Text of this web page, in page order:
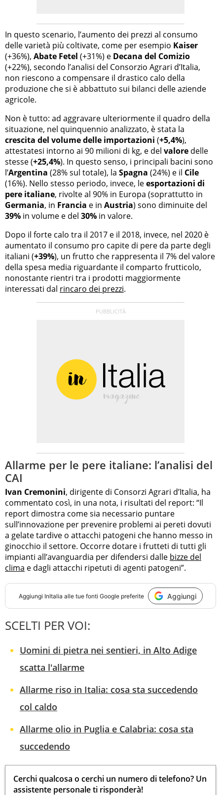
In questo scenario, l’aumento dei prezzi al consumo
delle varietà più coltivate, come per esempio Kaiser
(+36%), Abate Fetel (+31%) e Decana del Comizio
(+22%), secondo l’analisi del Consorzio Agrari d’Italia,
non riescono a compensare il drastico calo della
produzione che si è abbattuto sui bilanci delle aziende
agricole.
Non è tutto: ad aggravare ulteriormente il quadro della
situazione, nel quinquennio analizzato, è stata la
crescita del volume delle importazioni (+5,4%),
attestatesi intorno ai 90 milioni di kg, e del valore delle
stesse (+25,4%). In questo senso, i principali bacini sono
l’Argentina (28% sul totale), la Spagna (24%) e il Cile
(16%). Nello stesso periodo, invece, leesportazioni di
pere italiane, rivolte al 90% in Europa (soprattutto in
Germania, in Francia e in Austria) sono diminuite del
39% in volume e del 30% in valore.
Dopo il forte calo tra il 2017 e il 2018, invece, nel 2020 è
aumentato il consumo pro capite di pere da parte degli
italiani (+39%), un frutto che rappresenta il 7% del valore
della spesa media riguardante il comparto frutticolo,
nonostante rientri tra i prodotti maggiormente
interessati dal rincaro dei prezzi.
Allarme per le pere italiane: l’analisi del
CAI
Ivan Cremonini, dirigente di Consorzi Agrari d’Italia, ha
commentato così, in una nota, i risultati del report: “Il
report dimostra come sia necessario puntare
sull’innovazione per prevenire problemi ai pereti dovuti
a gelate tardive o attacchi patogeni che hanno messo in
ginocchio il settore. Occorre dotare i frutteti di tutti gli
impianti all’avanguardia per difendersi dalle bizze del
clima e dagli attacchi ripetuti di agenti patogeni”.
Aggiungi InItalia alle tue fonti Google preferite Aggiungi
SCELTI PER VOI:
Uomini di pietra nei sentieri, in Alto Adige
scatta l'allarme
Allarme riso in Italia: cosa sta succedendo
col caldo
Allarme olio in Puglia e Calabria: cosa sta
succedendo
Cerchi qualcosa o cerchi un numero di telefono? Un
assistente personale ti risponderà!